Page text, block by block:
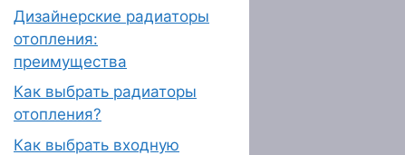
Дизайнерские радиаторы
отопления:
преимущества
Как выбрать радиаторы
отопления?
Как выбрать входную